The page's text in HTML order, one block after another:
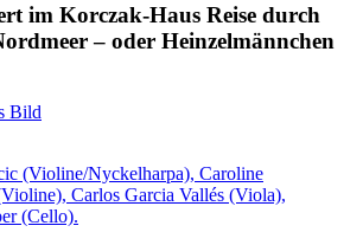
im Korczak-Haus Reise durch
– oder Heinzelmännchen
Bild
(Violine/Nyckelharpa), Caroline
Carlos Garcia Vallés (Viola),
(Cello).